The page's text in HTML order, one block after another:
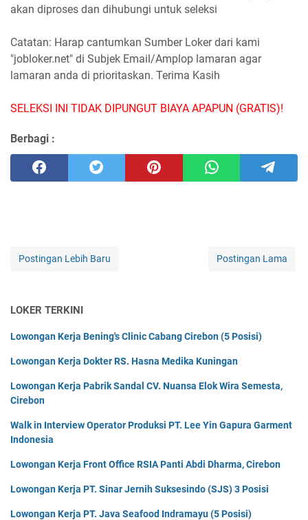
akan diproses dan dihubungi untuk seleksi
Catatan: Harap cantumkan Sumber Loker dari kami
"jobloker.net" di Subjek Email/Amplop lamaran agar
lamaran anda di prioritaskan. Terima Kasih
SELEKSI INI TIDAK DIPUNGUT BIAYA APAPUN (GRATIS)!
Berbagi :
Postingan Lebih Baru Postingan Lama
LOKER TERKINI
Lowongan Kerja Bening's Clinic Cabang Cirebon (5 Posisi)
Lowongan Kerja Dokter RS. Hasna Medika Kuningan
Lowongan Kerja Pabrik Sandal CV. Nuansa Elok Wira Semesta,
Cirebon
Walk in Interview Operator Produksi PT. Lee Yin Gapura Garment
Indonesia
Lowongan Kerja Front Office RSIA Panti Abdi Dharma, Cirebon
Lowongan Kerja PT. Sinar Jernih Suksesindo (SJS) 3 Posisi
Lowongan Kerja PT. Java Seafood Indramayu (5 Posisi)